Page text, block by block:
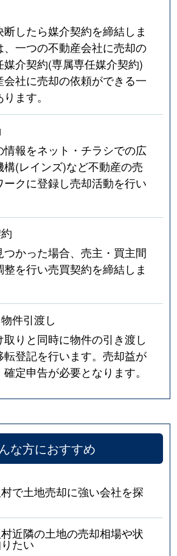
したら媒介契約を締結しま
一つの不動産会社に売却の
介契約(専属専任媒介契約)
会社に売却の依頼ができる一
ます。
報をネット・チラシでの広
(レインズ)など不動産の売
クに登録し売却活動を行い
かった場合、売主・買主間
を行い売買契約を締結しま
件引渡し
りと同時に物件の引き渡し
転登記を行います。売却益が
定申告が必要となります。
な方におすすめ
で土地売却に強い会社を探
近隣の土地の売却相場や状
たい